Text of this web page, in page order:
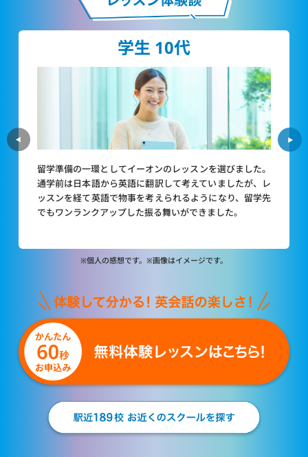
学生 10代
留学準備の一環としてイーオンのレッスンを選びました。
通学前は日本語から英語に翻訳して考えていましたが、レ
ッスンを経て英語で物事を考えられるようになり、留学先
でもワンランクアップした振る舞いができました。
※個人の感想です。※画像はイメージです。